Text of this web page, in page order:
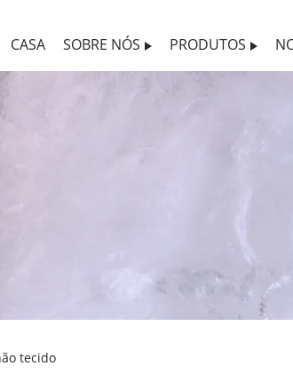
CASA SOBRE NÓS PRODUTOS
tecido